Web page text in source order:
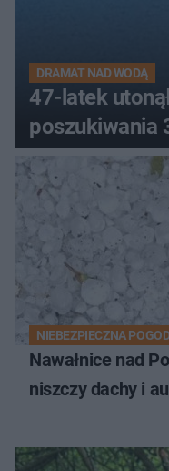
DRAMAT NAD WODĄ
47-latek
poszukiwania
NIEBEZPIECZNA
Nawałnice nad
niszczy dachy i